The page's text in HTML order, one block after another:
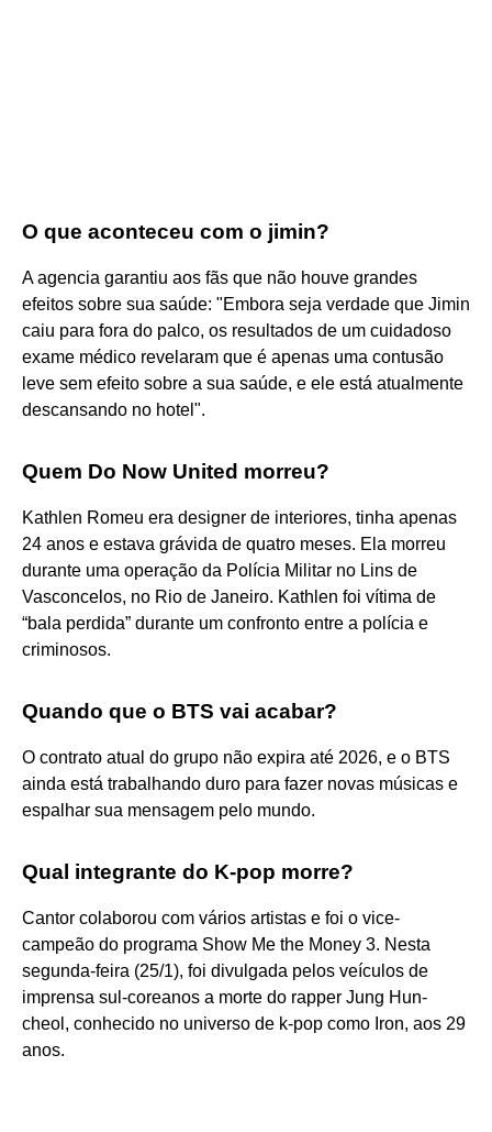
O que aconteceu com o jimin?
A agencia garantiu aos fãs que não houve grandes
efeitos sobre sua saúde: "Embora seja verdade que Jimin
caiu para fora do palco, os resultados de um cuidadoso
exame médico revelaram que é apenas uma contusão
leve sem efeito sobre a sua saúde, e ele está atualmente
descansando no hotel".
Quem Do Now United morreu?
Kathlen Romeu era designer de interiores, tinha apenas
24 anos e estava grávida de quatro meses. Ela morreu
durante uma operação da Polícia Militar no Lins de
Vasconcelos, no Rio de Janeiro. Kathlen foi vítima de
“bala perdida” durante um confronto entre a polícia e
criminosos.
Quando que o BTS vai acabar?
O contrato atual do grupo não expira até 2026, e o BTS
ainda está trabalhando duro para fazer novas músicas e
espalhar sua mensagem pelo mundo.
Qual integrante do K-pop morre?
Cantor colaborou com vários artistas e foi o vice-
campeão do programa Show Me the Money 3. Nesta
segunda-feira (25/1), foi divulgada pelos veículos de
imprensa sul-coreanos a morte do rapper Jung Hun-
cheol, conhecido no universo de k-pop como Iron, aos 29
anos.